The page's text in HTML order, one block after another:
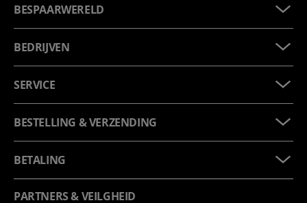
BESPAARWERELD
BEDRIJVEN
SERVICE
BESTELLING & VERZENDING
BETALING
PARTNERS & VEILGHEID